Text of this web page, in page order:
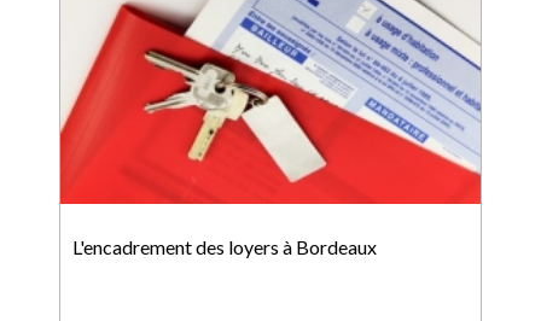
L'encadrement des loyers à Bordeaux